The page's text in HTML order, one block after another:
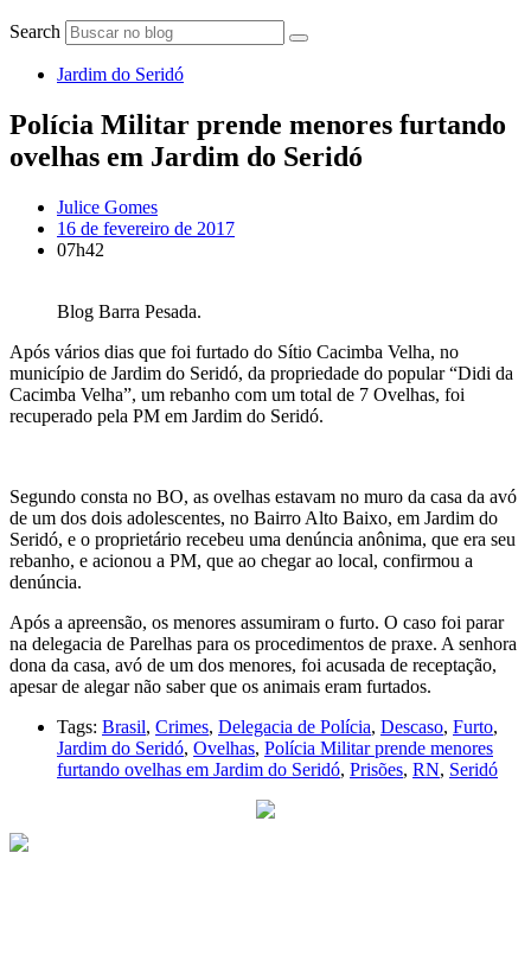
Search
Jardim do Seridó
Polícia Militar prende menores furtando
ovelhas em Jardim do Seridó
Julice Gomes
16 de fevereiro de 2017
07h42
Blog Barra Pesada.
Após vários dias que foi furtado do Sítio Cacimba Velha, no
município de Jardim do Seridó, da propriedade do popular “Didi da
Cacimba Velha”, um rebanho com um total de 7 Ovelhas, foi
recuperado pela PM em Jardim do Seridó.
Segundo consta no BO, as ovelhas estavam no muro da casa da avó
de um dos dois adolescentes, no Bairro Alto Baixo, em Jardim do
Seridó, e o proprietário recebeu uma denúncia anônima, que era seu
rebanho, e acionou a PM, que ao chegar ao local, confirmou a
denúncia.
Após a apreensão, os menores assumiram o furto. O caso foi parar
na delegacia de Parelhas para os procedimentos de praxe. A senhora
dona da casa, avó de um dos menores, foi acusada de receptação,
apesar de alegar não saber que os animais eram furtados.
Tags: Brasil, Crimes, Delegacia de Polícia, Descaso, Furto,
Jardim do Seridó, Ovelhas, Polícia Militar prende menores
furtando ovelhas em Jardim do Seridó, Prisões, RN, Seridó